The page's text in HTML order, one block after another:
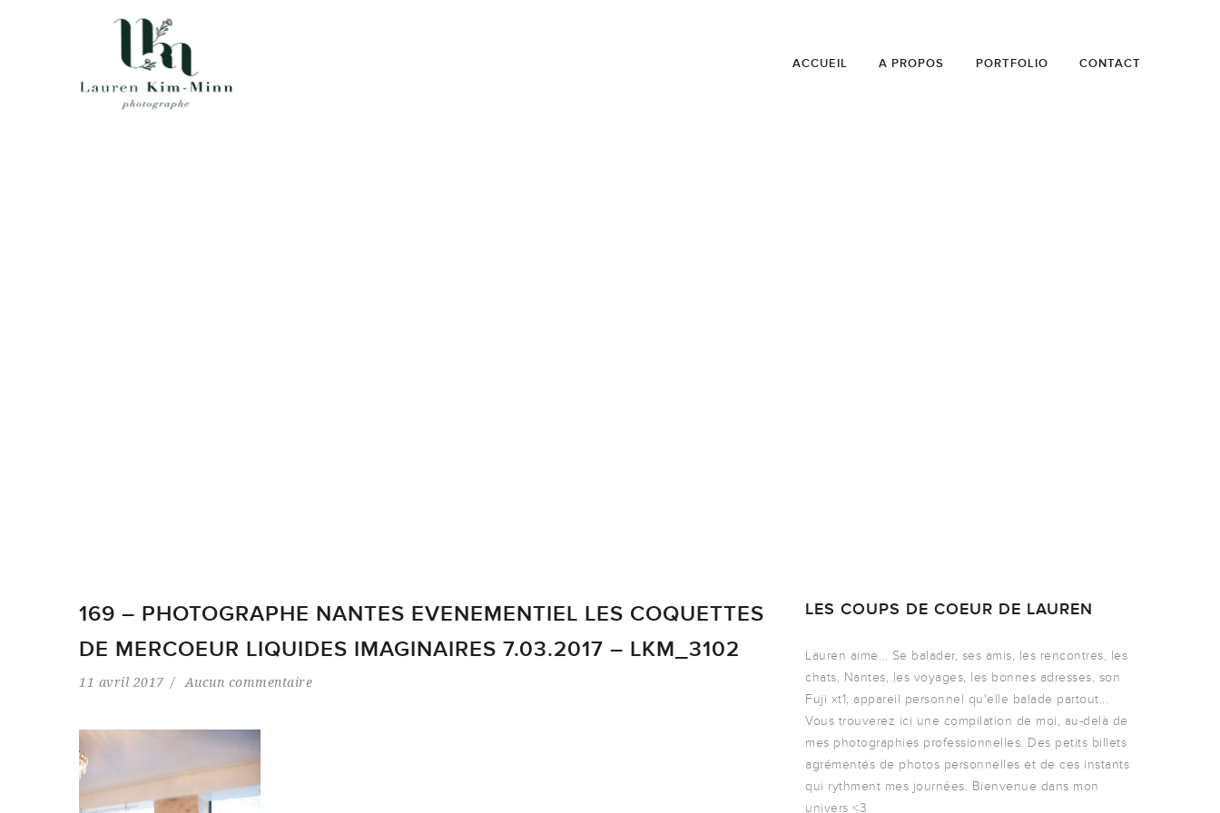
ACCUEIL A PROPOS PORTFOLIO CONTACT
169 – PHOTOGRAPHE NANTES EVENEMENTIEL LES COQUETTES
DE MERCOEUR LIQUIDES IMAGINAIRES 7.03.2017 – LKM_3102
11 avril 2017 Aucun commentaire
LES COUPS DE COEUR DE LAUREN
Lauren aime... Se balader, ses amis, les rencontres, les
chats, Nantes, les voyages, les bonnes adresses, son
Fuji xt1, appareil personnel qu'elle balade partout...
Vous trouverez ici une compilation de moi, au-delà de
mes photographies professionnelles. Des petits billets
agrémentés de photos personnelles et de ces instants
qui rythment mes journées. Bienvenue dans mon
univers <3